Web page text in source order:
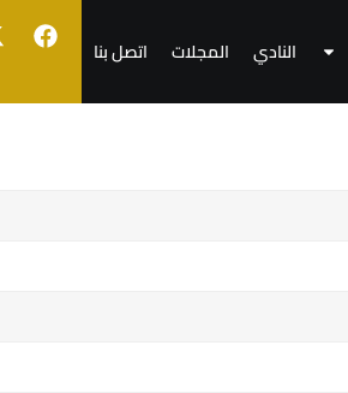
النادي المجلات اتصل بنا